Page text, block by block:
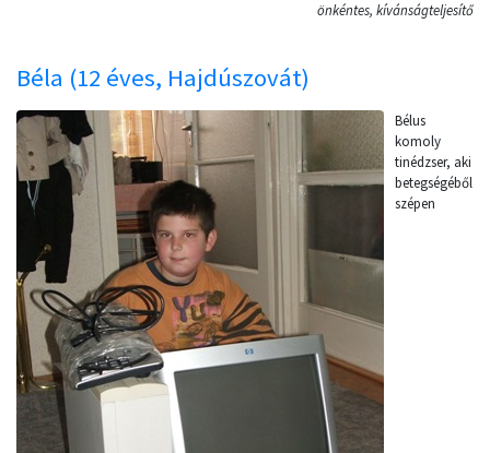
önkéntes, kívánságteljesítő
Béla (12 éves, Hajdúszovát)
Bélus
komoly
tinédzser, aki
betegségéből
szépen